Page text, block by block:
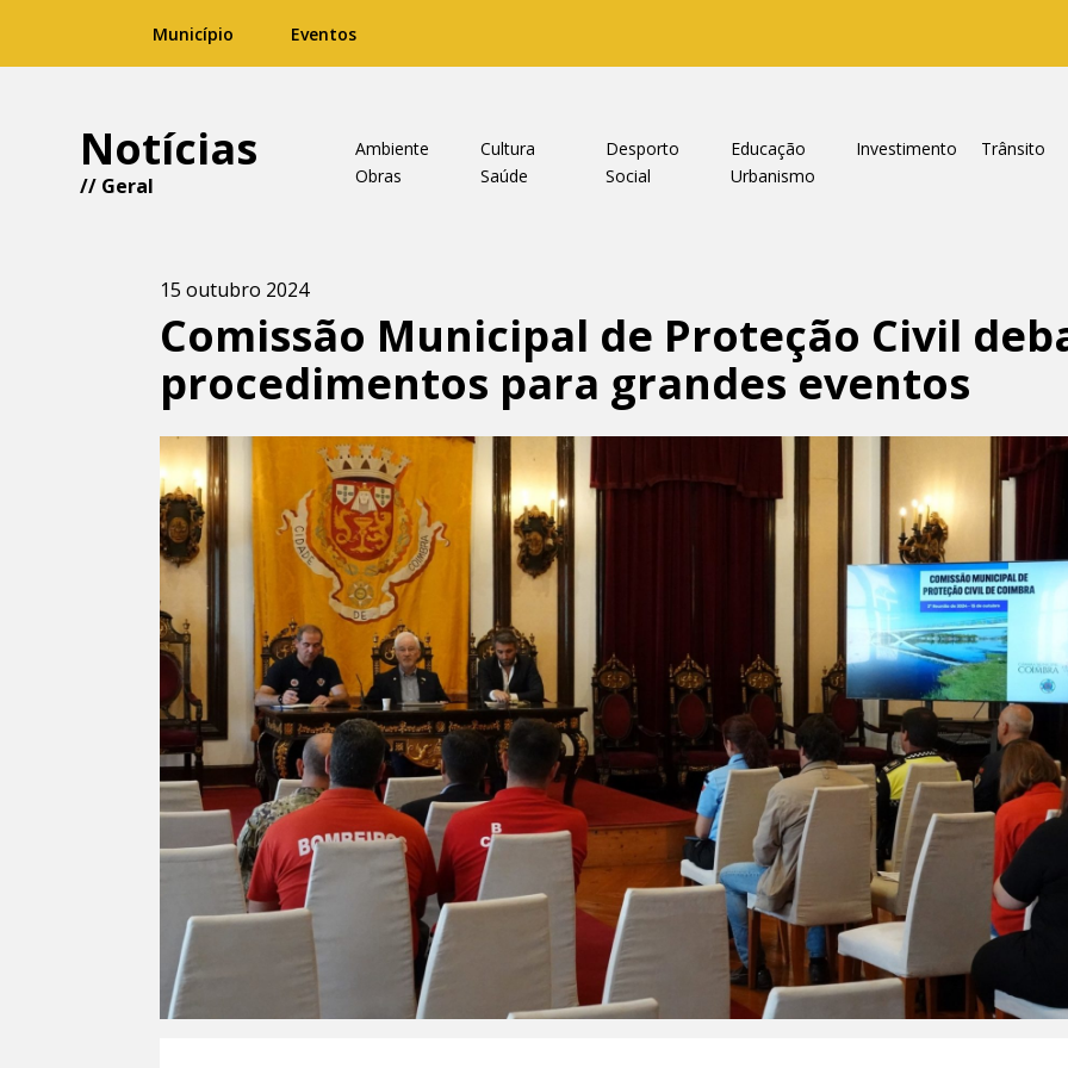
Município Eventos
Notícias
// Geral
Ambiente Cultura Desporto Educação Investimento
Trânsito
Obras
Saúde Social Urbanismo
15 outubro 2024
Comissão Municipal de Proteção Civil
procedimentos para grandes eventos